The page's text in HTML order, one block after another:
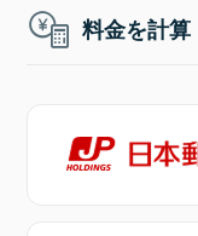
料金を計算